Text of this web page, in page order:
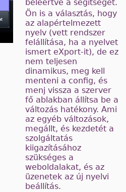
beleértve a segítséget.
Ön is a választás, hogy
az alapértelmezett
nyelv (vett rendszer
felállítása, ha a nyelvet
ismert eXport-it), de ez
nem teljesen
dinamikus, meg kell
menteni a config, és
menj vissza a szerver
fő ablakban állítsa be a
változás hatékony. Ami
az egyéb változások,
megállt, és kezdetét a
szolgáltatás
kiigazításához
szükséges a
weboldalakat, és az
üzenetek az új nyelvi
beállítás.